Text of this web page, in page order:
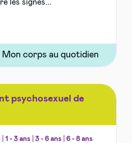
les signes...
psychosexuel de
1 - 3 ans 3 - 6 ans 6 - 8 ans